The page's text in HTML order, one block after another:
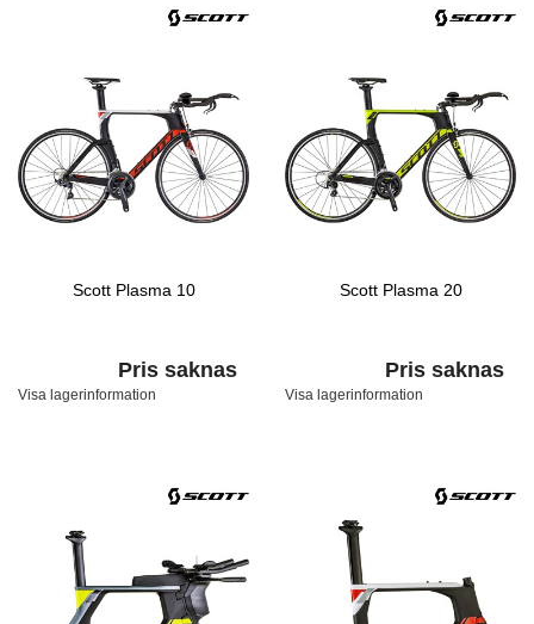
Scott Plasma 10
Pris saknas
Visa lagerinformation
Scott Plasma 20
Pris saknas
Visa lagerinformation